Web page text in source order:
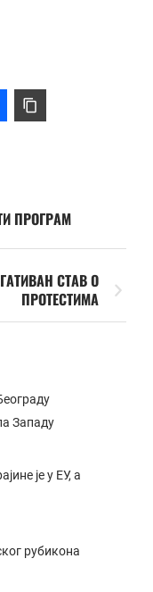
ПРОГРАМ
СТАВ О
ПРОТЕСТИМА
Западу
је у ЕУ, а
рубикона